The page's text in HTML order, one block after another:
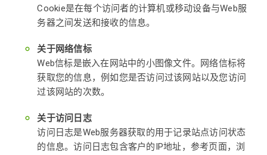
Cookie是在每个访问者的计算机或移动设备与Web服
务器之间发送和接收的信息。
关于网络信标
Web信标是嵌入在网站中的小图像文件。网络信标将
获取您的信息，例如您是否访问过该网站以及您访问
过该网站的次数。
关于访问日志
访问日志是Web服务器获取的用于记录站点访问状态
的信息。访问日志包含客户的IP地址，参考页面，浏